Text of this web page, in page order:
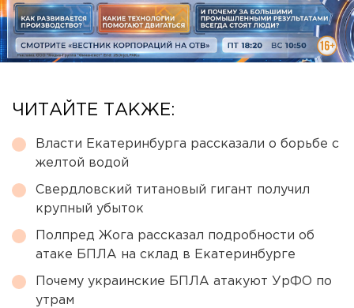
ЧИТАЙТЕ ТАКЖЕ:
Власти Екатеринбурга рассказали о борьбе с
желтой водой
Свердловский титановый гигант получил
крупный убыток
Полпред Жога рассказал подробности об
атаке БПЛА на склад в Екатеринбурге
Почему украинские БПЛА атакуют УрФО по
утрам